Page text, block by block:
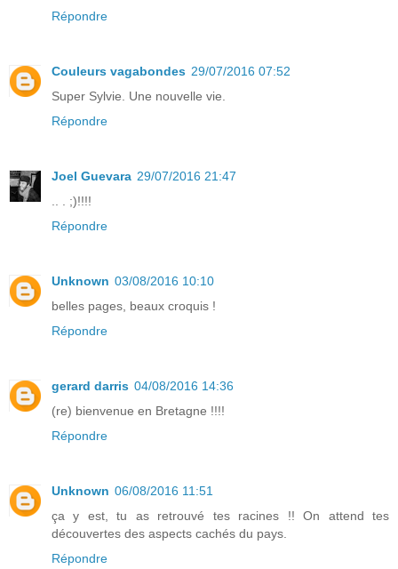
Répondre
Couleurs vagabondes 29/07/2016 07:52
Super Sylvie. Une nouvelle vie.
Répondre
Joel Guevara 29/07/2016 21:47
.. . ;)!!!!
Répondre
Unknown 03/08/2016 10:10
belles pages, beaux croquis !
Répondre
gerard darris 04/08/2016 14:36
(re) bienvenue en Bretagne !!!!
Répondre
Unknown 06/08/2016 11:51
ça y est, tu as retrouvé tes racines !! On attend tes
découvertes des aspects cachés du pays.
Répondre